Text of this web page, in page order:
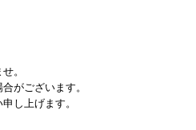
。
がございます。
し上げます。